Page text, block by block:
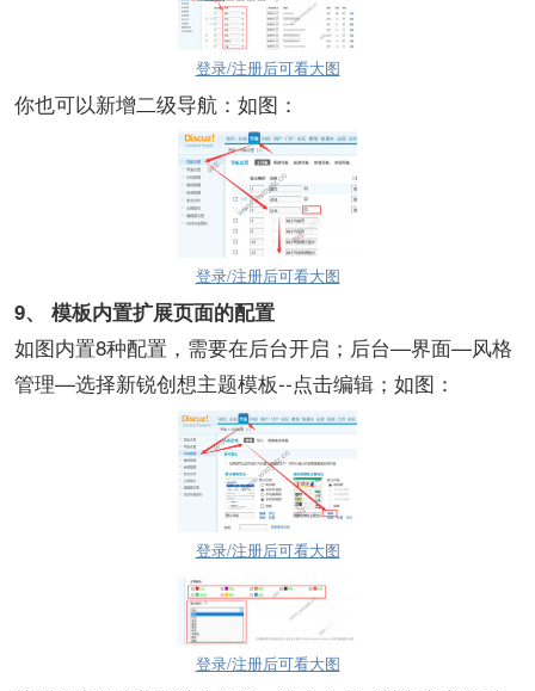
登录/注册后可看大图
你也可以新增二级导航：如图：
登录/注册后可看大图
9、 模板内置扩展页面的配置
如图内置8种配置，需要在后台开启；后台—界面—风格
管理—选择新锐创想主题模板--点击编辑；如图：
登录/注册后可看大图
登录/注册后可看大图